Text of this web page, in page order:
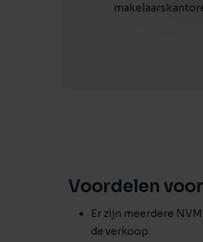
Voordelen
Er zijn meerdere
de verkoop.